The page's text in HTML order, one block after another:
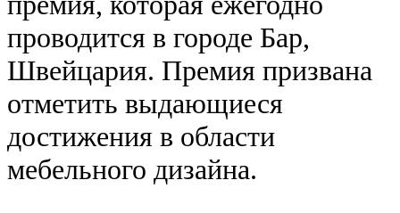
проводится в городе Бар,
Швейцария. Премия призвана
отметить выдающиеся
достижения в области
мебельного дизайна.